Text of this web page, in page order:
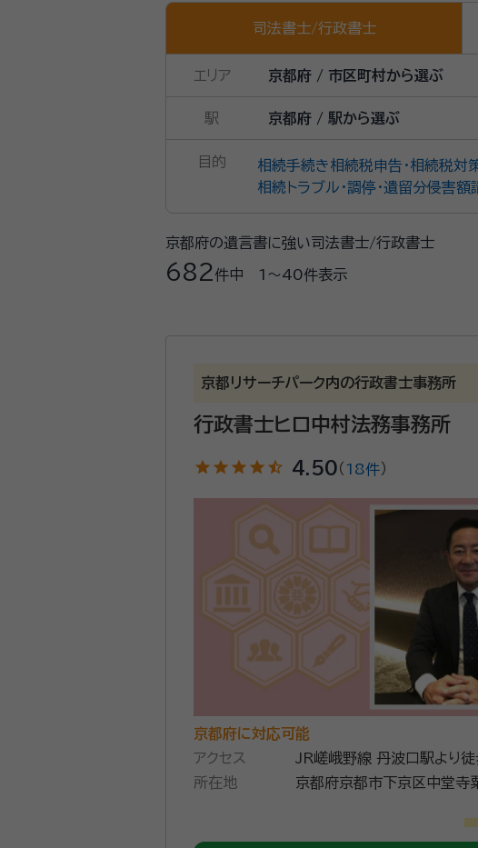
司法書士/行政書士
エリア 京都府 / 市区町村から選ぶ
駅 京都府 / 駅から選ぶ
目的 相続手続き相続税申告・相続税対
相続トラブル・調停・遺留分侵害額
京都府の遺言書に強い司法書士/行政書士
682 件中 1〜40件表示
京都リサーチパーク内の行政書士事務所
行政書士ヒロ中村法務事務所
star star star star star_half 4.50（ 18件）
京都府に対応可能
アクセス
JR嵯峨野線 丹波口駅より徒
所在地
京都府京都市下京区中堂寺粟田町９３ ＫＲＰ